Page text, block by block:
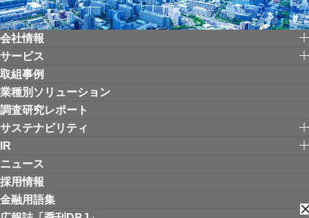
会社情報
サービス
取組事例
業種別ソリューション
調査研究レポート
サステナビリティ
IR
ニュース
採用情報
金融用語集